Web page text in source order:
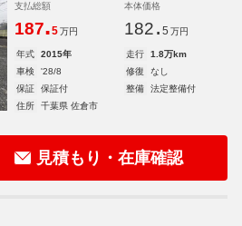
支払総額
187.5 万円
本体価格
182. 5 万円
年式 2015年 走行
1.8万km
車検
'28/8 修復
なし
保証
保証付 整備
法定整備付
住所
千葉県 佐倉市
見積もり・在庫確認